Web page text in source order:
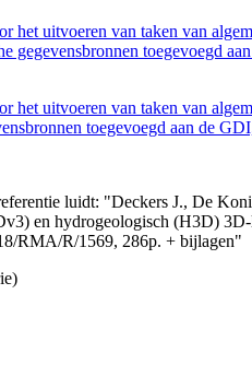
het uitvoeren van taken van
gegevensbronnen toegevoegd
het uitvoeren van taken van
toegevoegd aan de
luidt: "Deckers J., De
en hydrogeologisch (H3D)
RMA/R/1569, 286p. + bijlagen"